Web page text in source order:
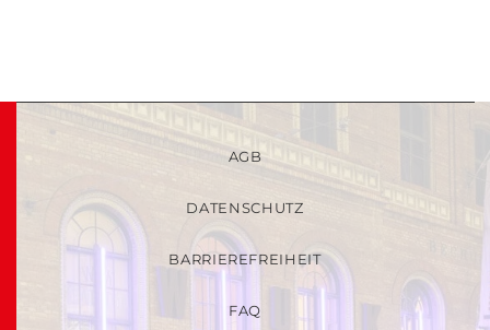
AGB
DATENSCHUTZ
BARRIEREFREIHEIT
FAQ